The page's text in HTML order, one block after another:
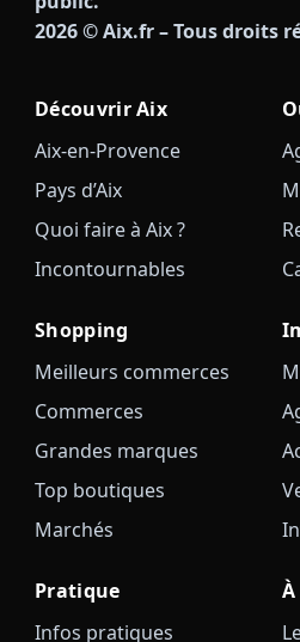
2026© Aix.fr – Tous droits
Découvrir Aix
Aix-en-Provence
Pays d’Aix
Quoi faire à Aix ?
Incontournables
Shopping
Meilleurs commerces
Commerces
Grandes marques
Top boutiques
Marchés
Pratique
Infos pratiques